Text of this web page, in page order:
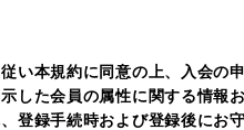
い本規約に同意の上、入会の
した会員の属性に関する情報
登録手続時および登録後にお